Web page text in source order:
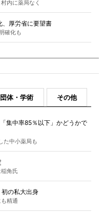
内に薬局なく
、厚労省に要望書
確化も
団体・学術 その他
集中率85％以下」かどうかで
た中小薬局も
角氏
の私大出身
精通